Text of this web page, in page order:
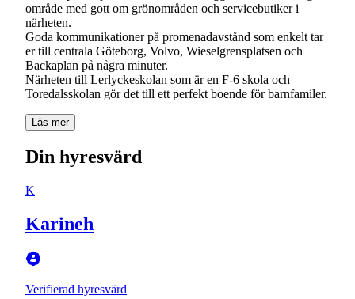
område med gott om grönområden och servicebutiker i
närheten.
Goda kommunikationer på promenadavstånd som enkelt tar
er till centrala Göteborg, Volvo, Wieselgrensplatsen och
Backaplan på några minuter.
Närheten till Lerlyckeskolan som är en F-6 skola och
Toredalsskolan gör det till ett perfekt boende för barnfamiler.
Läs mer
Din hyresvärd
K
Karineh
Verifierad hyresvärd